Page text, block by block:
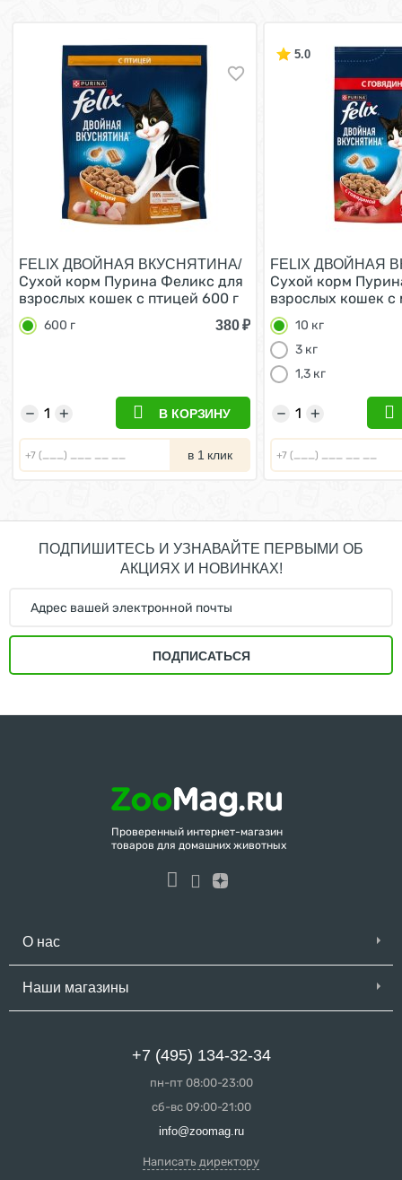
FELIX ДВОЙНАЯ ВКУСНЯТИНА/
Сухой корм Пурина Феликс для
взрослых кошек с птицей 600 г
600 г 380₽
+
− В КОРЗИНУ
в 1 клик
5.0
FELIX ДВОЙНАЯ
Сухой корм
взрослых кошек с
10 кг
3 кг
1,3 кг
+
−
ПОДПИШИТЕСЬ И УЗНАВАЙТЕ ПЕРВЫМИ ОБ
АКЦИЯХ И НОВИНКАХ!
ПОДПИСАТЬСЯ
Проверенный интернет-магазин
товаров для домашних животных
О нас
Наши магазины
+7 (495) 134-32-34
пн-пт 08:00-23:00
сб-вс 09:00-21:00
info@zoomag.ru
Написать директору